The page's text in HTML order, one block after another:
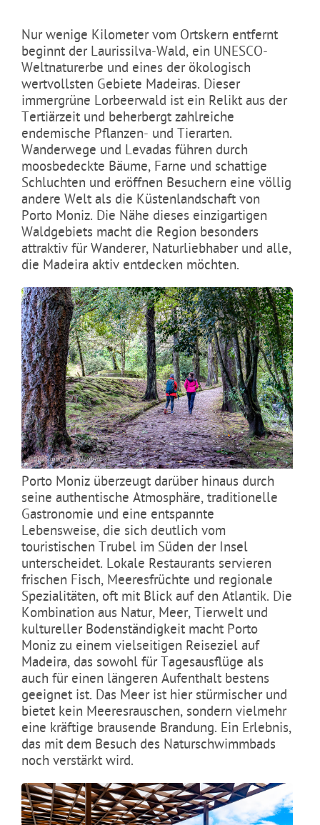
Nur wenige Kilometer vom Ortskern entfernt
beginnt der Laurissilva-Wald, ein UNESCO-
Weltnaturerbe und eines der ökologisch
wertvollsten Gebiete Madeiras. Dieser
immergrüne Lorbeerwald ist ein Relikt aus der
Tertiärzeit und beherbergt zahlreiche
endemische Pflanzen- und Tierarten.
Wanderwege und Levadas führen durch
moosbedeckte Bäume, Farne und schattige
Schluchten und eröffnen Besuchern eine völlig
andere Welt als die Küstenlandschaft von
Porto Moniz. Die Nähe dieses einzigartigen
Waldgebiets macht die Region besonders
attraktiv für Wanderer, Naturliebhaber und alle,
die Madeira aktiv entdecken möchten.
Porto Moniz überzeugt darüber hinaus durch
seine authentische Atmosphäre, traditionelle
Gastronomie und eine entspannte
Lebensweise, die sich deutlich vom
touristischen Trubel im Süden der Insel
unterscheidet. Lokale Restaurants servieren
frischen Fisch, Meeresfrüchte und regionale
Spezialitäten, oft mit Blick auf den Atlantik. Die
Kombination aus Natur, Meer, Tierwelt und
kultureller Bodenständigkeit macht Porto
Moniz zu einem vielseitigen Reiseziel auf
Madeira, das sowohl für Tagesausflüge als
auch für einen längeren Aufenthalt bestens
geeignet ist. Das Meer ist hier stürmischer und
bietet kein Meeresrauschen, sondern vielmehr
eine kräftige brausende Brandung. Ein Erlebnis,
das mit dem Besuch des Naturschwimmbads
noch verstärkt wird.